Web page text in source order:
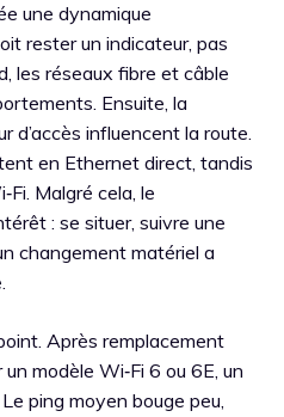
une dynamique
rester un indicateur, pas
les réseaux fibre et câble
Ensuite, la
d’accès influencent la route.
en Ethernet direct, tandis
Malgré cela, le
: se situer, suivre une
changement matériel a
Après remplacement
modèle Wi‑Fi 6 ou 6E, un
ping moyen bouge peu,